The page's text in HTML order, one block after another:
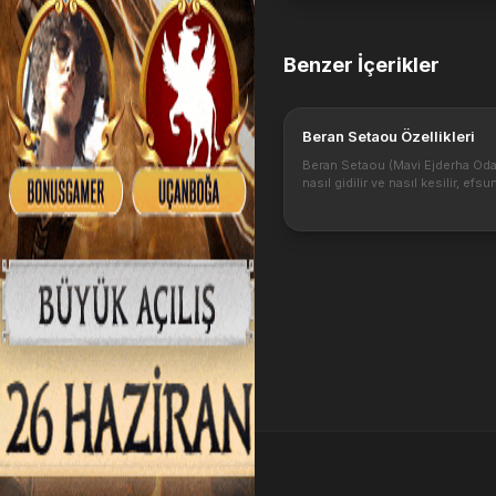
Benzer İçerikler
Beran Setaou Özellikleri
Beran Setaou (Mavi Ejderha
nasıl gidilir ve nasıl kesilir,
ne çıkar? Beran Setaou